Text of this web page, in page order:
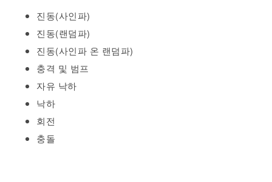
진동(사인파)
진동(랜덤파)
진동(사인파 온 랜덤파)
충격 및 범프
자유 낙하
낙하
회전
충돌